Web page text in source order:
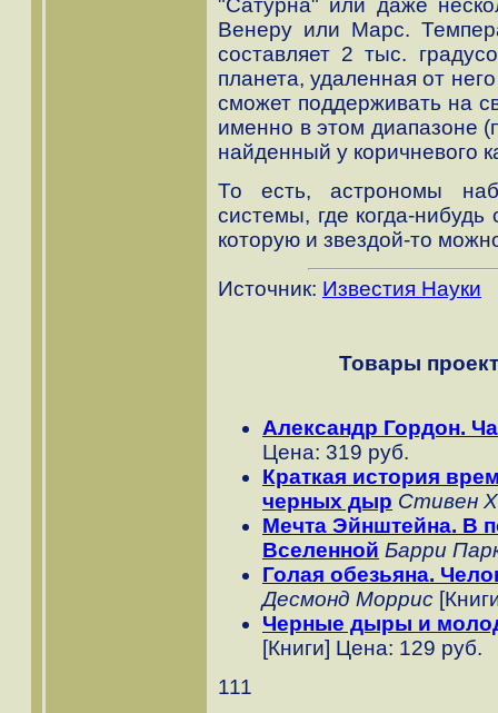
"Сатурна" или даже
Венеру или Марс.
составляет 2 тыс.
планета, удаленная от
сможет поддерживать на
именно в этом диапазоне
найденный у коричневого
То есть, астрономы
системы, где когда-
которую и звездой-то
Источник: Известия Науки
Товары
Александр Гордон.
Цена: 319 руб.
Краткая история
черных дыр Стивен
Мечта Эйнштейна. В
Вселенной Барри
Голая обезьяна.
Десмонд Моррис
Черные дыры и
[Книги] Цена: 129 руб.
111